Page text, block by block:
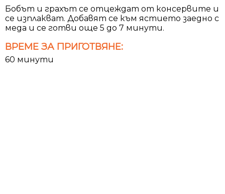
Бобът и грахът се отцеждат от консервите и
се изплакват. Добавят се към ястието заедно с
меда и се готви още 5 до 7 минути.
ВРЕМЕ ЗА ПРИГОТВЯНЕ:
60 минути